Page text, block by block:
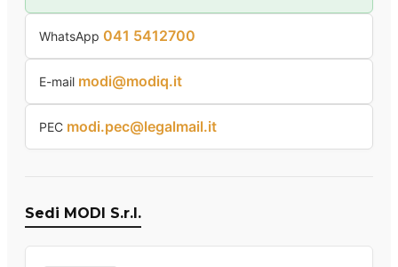
WhatsApp 041 5412700
E-mail modi@modiq.it
PEC modi.pec@legalmail.it
Sedi MODI S.r.l.